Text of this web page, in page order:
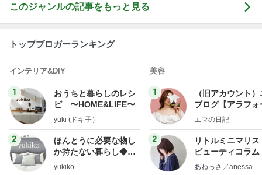
このジャンルの記事をもっと見る
トップブロガーランキング
インテリア&DIY
1
おうちと暮らしのレシ
ピ 〜HOME&LIFE〜
yuki (ドキ子）
2
ほんとうに必要な物し
か持たない暮らし◆Ke
ep Life Simple◆〜イ
yukiko
美容
1
（旧アカウント
ブログ【アラフォ
社売却セカンドラ
エマの日記
2
リトルミニマリス
ビューティコラ
little
あねっさ／anessa